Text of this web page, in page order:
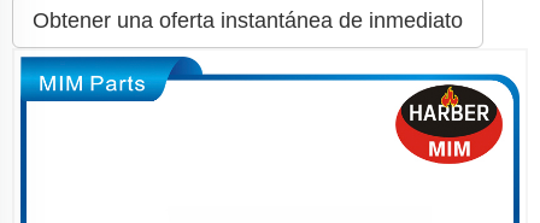
Obtener una oferta instantánea de inmediato